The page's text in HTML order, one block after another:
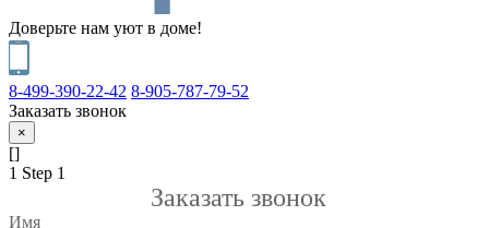
Доверьте нам уют в доме!
8-499-390-22-42 8-905-787-79-52
Заказать звонок
×
[]
1 Step 1
Заказать звонок
Имя